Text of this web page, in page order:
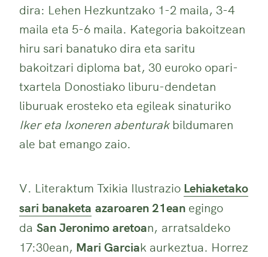
dira: Lehen Hezkuntzako 1-2 maila, 3-4
maila eta 5-6 maila. Kategoria bakoitzean
hiru sari banatuko dira eta saritu
bakoitzari diploma bat, 30 euroko opari-
txartela Donostiako liburu-dendetan
liburuak erosteko eta egileak sinaturiko
Iker eta Ixoneren abenturakbildumaren
ale bat emango zaio.
V. Literaktum Txikia Ilustrazio Lehiaketako
sari banaketa azaroaren 21ean egingo
da San Jeronimo aretoan, arratsaldeko
17:30ean, Mari Garciak aurkeztua. Horrez